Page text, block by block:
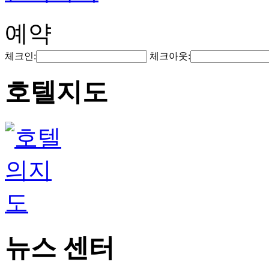
예약
체크인: 체크아웃:
호텔지도
뉴스 센터